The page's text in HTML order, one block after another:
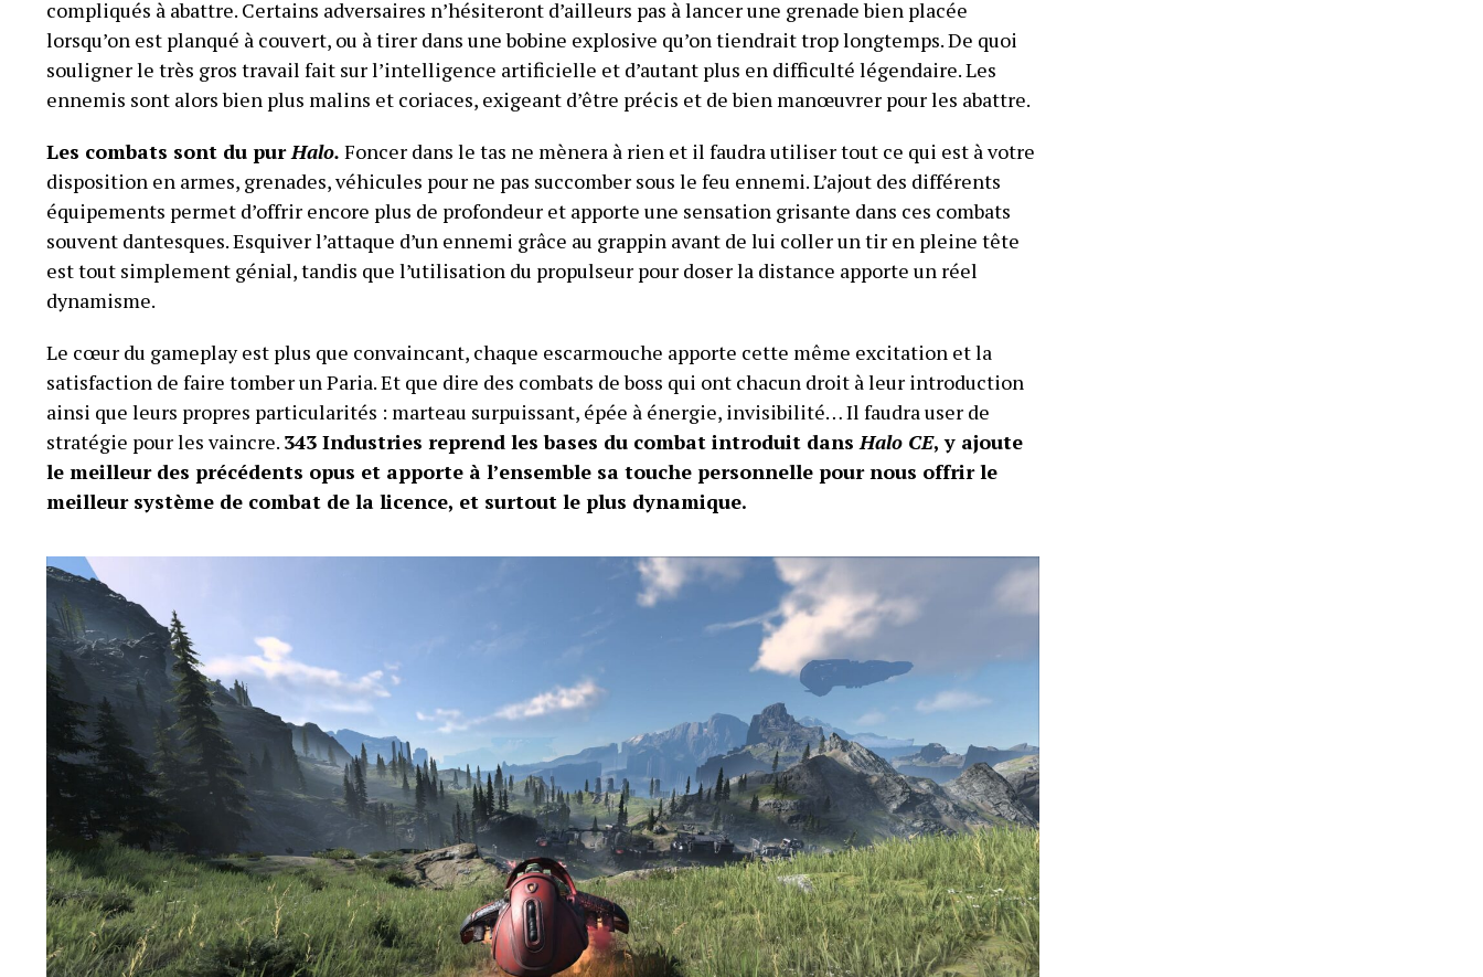
compliqués à abattre. Certains adversaires n’hésiteront d’ailleurs pas à lancer une grenade bien placée
lorsqu’on est planqué à couvert, ou à tirer dans une bobine explosive qu’on tiendrait trop longtemps. De quoi
souligner le très gros travail fait sur l’intelligence artificielle et d’autant plus en difficulté légendaire. Les
ennemis sont alors bien plus malins et coriaces, exigeant d’être précis et de bien manœuvrer pour les abattre.
Les combats sont du purHalo. Foncer dans le tas ne mènera à rien et il faudra utiliser tout ce qui est à votre
disposition en armes, grenades, véhicules pour ne pas succomber sous le feu ennemi. L’ajout des différents
équipements permet d’offrir encore plus de profondeur et apporte une sensation grisante dans ces combats
souvent dantesques. Esquiver l’attaque d’un ennemi grâce au grappin avant de lui coller un tir en pleine tête
est tout simplement génial, tandis que l’utilisation du propulseur pour doser la distance apporte un réel
dynamisme.
Le cœur du gameplay est plus que convaincant, chaque escarmouche apporte cette même excitation et la
satisfaction de faire tomber un Paria. Et que dire des combats de boss qui ont chacun droit à leur introduction
ainsi que leurs propres particularités : marteau surpuissant, épée à énergie, invisibilité… Il faudra user de
stratégie pour les vaincre. 343 Industries reprend les bases du combat introduit dansHalo CE, y ajoute
le meilleur des précédents opus et apporte à l’ensemble sa touche personnelle pour nous offrir le
meilleur système de combat de la licence, et surtout le plus dynamique.